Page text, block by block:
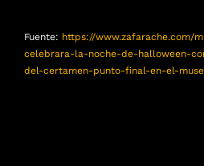
Fuente: https://www.zafarache.com/
celebrara-la-noche-de-halloween-
del-certamen-punto-final-en-el-